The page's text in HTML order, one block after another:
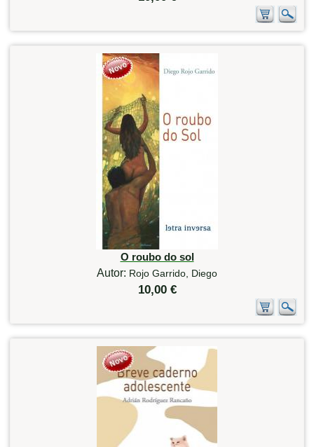
O roubo do sol
Autor: Rojo Garrido, Diego
10,00 €